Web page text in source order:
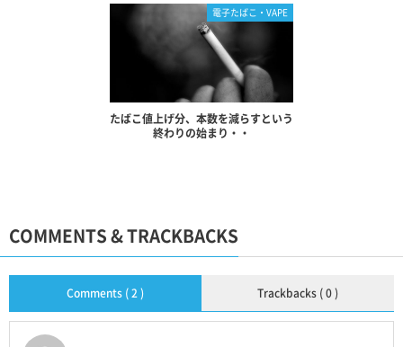
電子たばこ・VAPE
たばこ値上げ分、本数を減らすという
終わりの始まり・・
COMMENTS & TRACKBACKS
Comments ( 2 ) Trackbacks ( 0 )